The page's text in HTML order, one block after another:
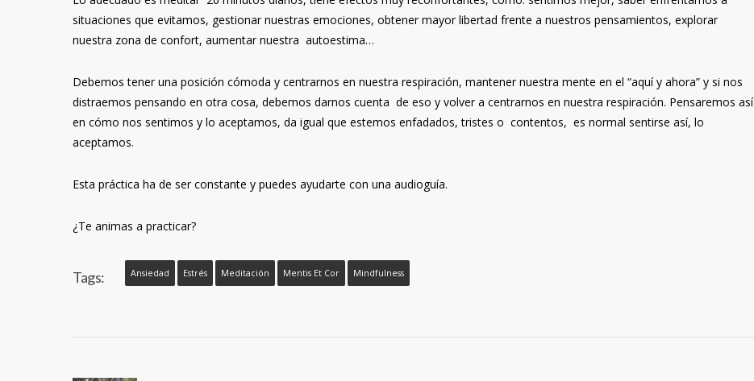
situaciones que evitamos, gestionar nuestras emociones, obtener mayor libertad frente a nuestros pensamientos, explorar
nuestra zona de confort, aumentar nuestra autoestima…
Debemos tener una posición cómoda y centrarnos en nuestra respiración, mantener nuestra mente en el “aquí y ahora” y si nos
distraemos pensando en otra cosa, debemos darnos cuenta de eso y volver a centrarnos en nuestra respiración. Pensaremos así
en cómo nos sentimos y lo aceptamos, da igual que estemos enfadados, tristes o contentos, es normal sentirse así, lo
aceptamos.
Esta práctica ha de ser constante y puedes ayudarte con una audioguía.
¿Te animas a practicar?
Tags: Ansiedad Estrés Meditación Mentis Et Cor Mindfulness